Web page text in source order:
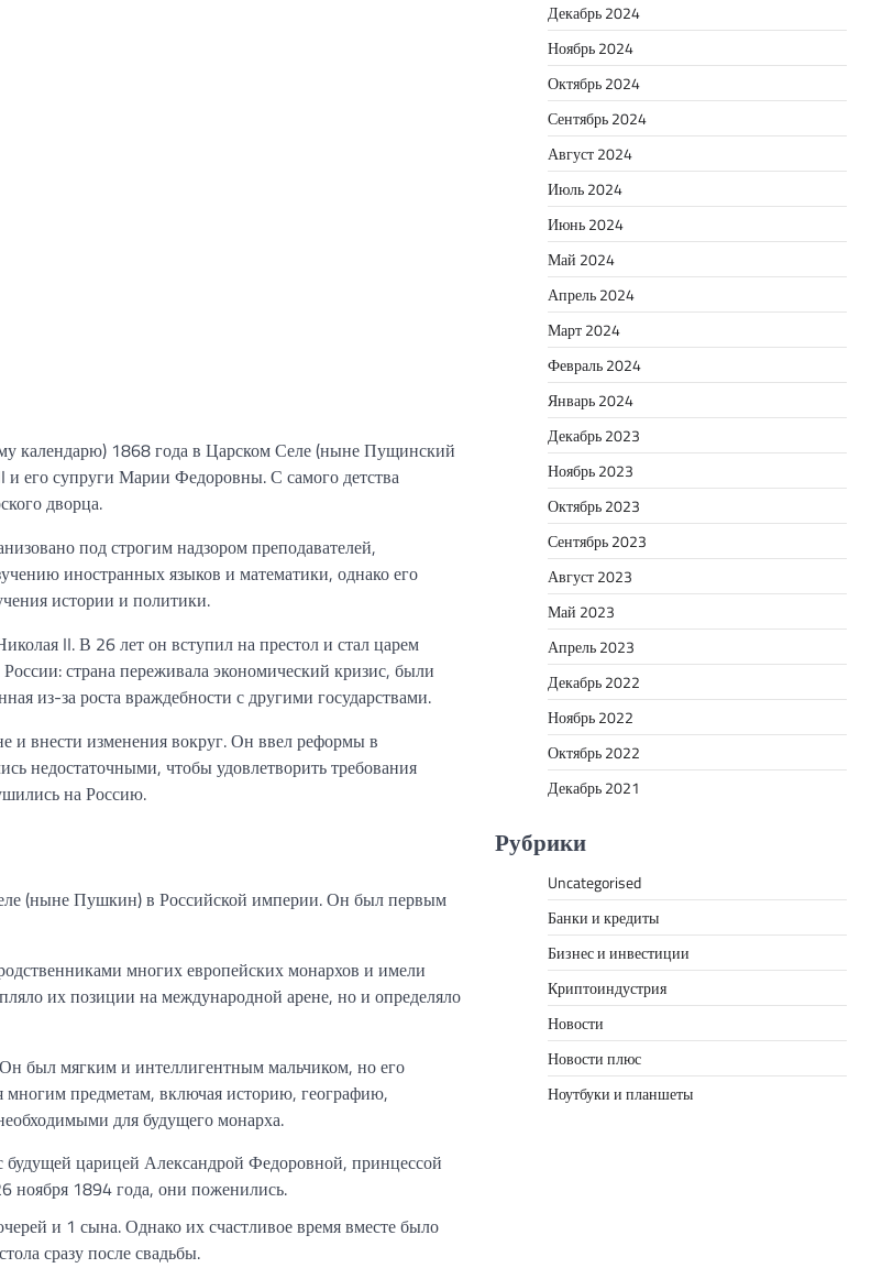
календарю) 1868 года в Царском Селе (ныне Пущинский
его супруги Марии Федоровны. С самого детства
дворца.
под строгим надзором преподавателей,
иностранных языков и математики, однако его
истории и политики.
II. В 26 лет он вступил на престол и стал царем
страна переживала экономический кризис, были
из-за роста враждебности с другими государствами.
и внести изменения вокруг. Он ввел реформы в
недостаточными, чтобы удовлетворить требования
на Россию.
(ныне Пушкин) в Российской империи. Он был первым
многих европейских монархов и имели
их позиции на международной арене, но и определяло
был мягким и интеллигентным мальчиком, но его
предметам, включая историю, географию,
для будущего монарха.
царицей Александрой Федоровной, принцессой
ноября 1894 года, они поженились.
и 1 сына. Однако их счастливое время вместе было
сразу после свадьбы.
Декабрь 2024
Ноябрь 2024
Октябрь 2024
Сентябрь 2024
Август 2024
Июль 2024
Июнь 2024
Май 2024
Апрель 2024
Март 2024
Февраль 2024
Январь 2024
Декабрь 2023
Ноябрь 2023
Октябрь 2023
Сентябрь 2023
Август 2023
Май 2023
Апрель 2023
Декабрь 2022
Ноябрь 2022
Октябрь 2022
Декабрь 2021
Рубрики
Uncategorised
Банки и кредиты
Бизнес и инвестиции
Криптоиндустрия
Новости
Новости плюс
Ноутбуки и планшеты